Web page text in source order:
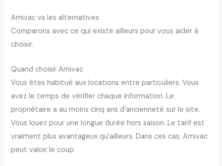
Amivac vs les alternatives
Comparons avec ce qui existe ailleurs pour vous aider à
choisir.
Quand choisir Amivac
Vous êtes habitué aux locations entre particuliers. Vous
avez le temps de vérifier chaque information. Le
propriétaire a au moins cinq ans d’ancienneté sur le site.
Vous louez pour une longue durée hors saison. Le tarif est
vraiment plus avantageux qu’ailleurs. Dans ces cas, Amivac
peut valoir le coup.